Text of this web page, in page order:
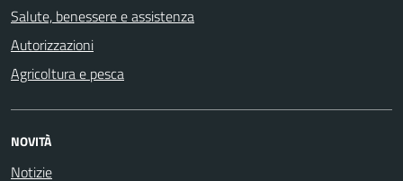
Salute, benessere e assistenza
Autorizzazioni
Agricoltura e pesca
NOVITÀ
Notizie